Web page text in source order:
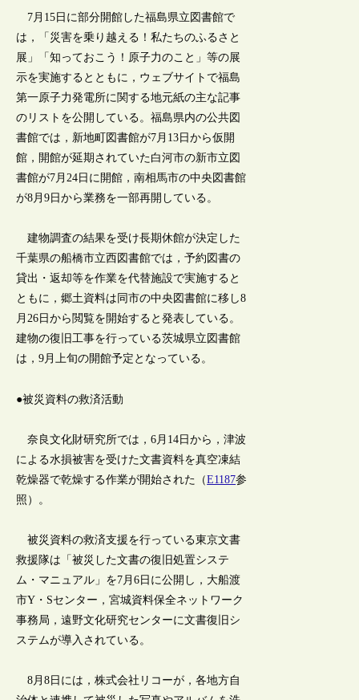
7月15日に部分開館した福島県立図書館で
は，「災害を乗り越える！私たちのふるさと
展」「知っておこう！原子力のこと」等の展
示を実施するとともに，ウェブサイトで福島
第一原子力発電所に関する地元紙の主な記事
のリストを公開している。福島県内の公共図
書館では，新地町図書館が7月13日から仮開
館，開館が延期されていた白河市の新市立図
書館が7月24日に開館，南相馬市の中央図書館
が8月9日から業務を一部再開している。
建物調査の結果を受け長期休館が決定した
千葉県の船橋市立西図書館では，予約図書の
貸出・返却等を作業を代替施設で実施すると
ともに，郷土資料は同市の中央図書館に移し8
月26日から閲覧を開始すると発表している。
建物の復旧工事を行っている茨城県立図書館
は，9月上旬の開館予定となっている。
●被災資料の救済活動
奈良文化財研究所では，6月14日から，津波
による水損被害を受けた文書資料を真空凍結
乾燥器で乾燥する作業が開始された（E1187参
照）。
被災資料の救済支援を行っている東京文書
救援隊は「被災した文書の復旧処置システ
ム・マニュアル」を7月6日に公開し，大船渡
市Y・Sセンター，宮城資料保全ネットワーク
事務局，遠野文化研究センターに文書復旧シ
ステムが導入されている。
8月8日には，株式会社リコーが，各地方自